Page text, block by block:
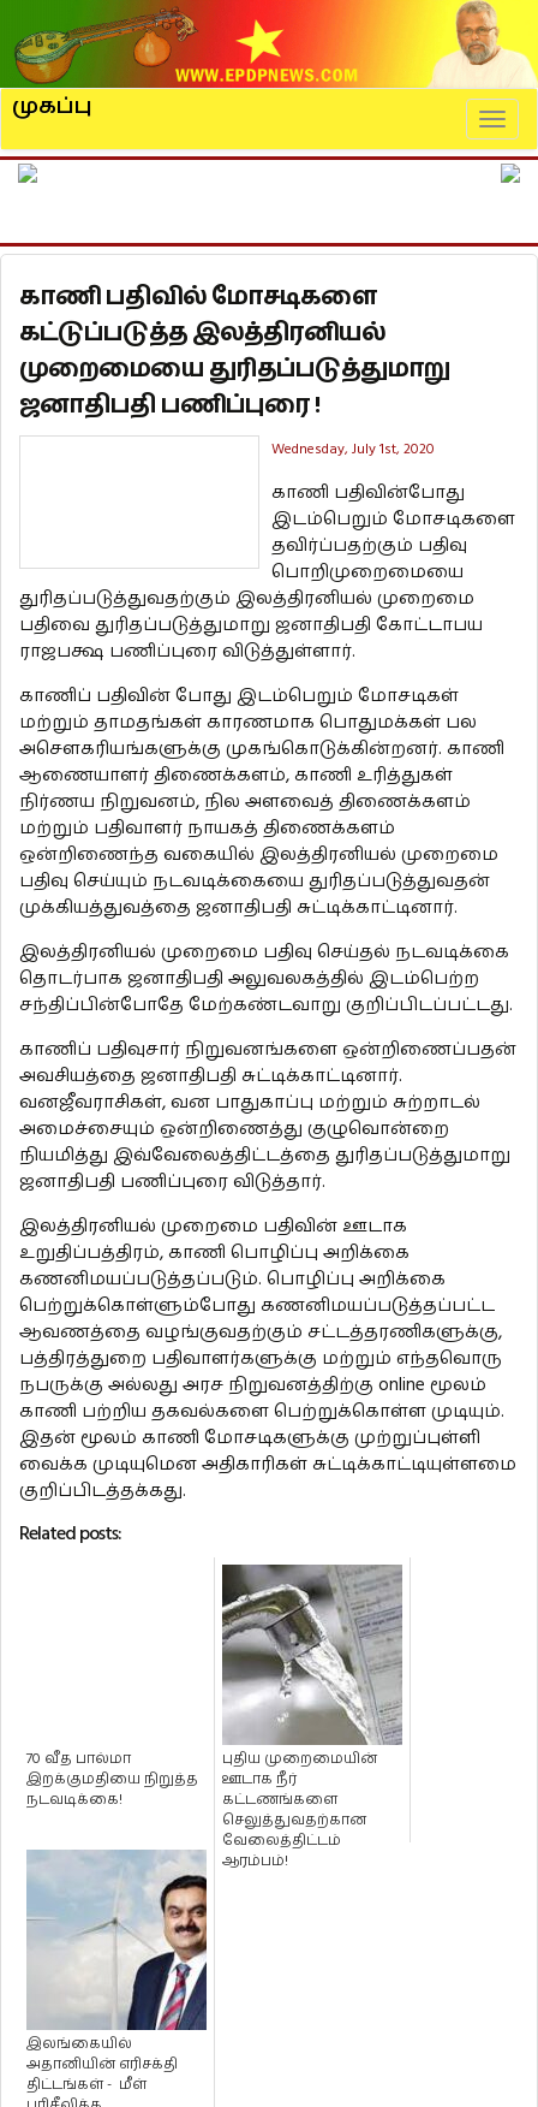
முகப்பு
காணி பதிவில் மோசடிகளை
கட்டுப்படுத்த இலத்திரனியல்
முறைமையை துரிதப்படுத்துமாறு
ஜனாதிபதி பணிப்புரை !
Wednesday, July 1st, 2020
காணி பதிவின்போது
இடம்பெறும் மோசடிகளை
தவிர்ப்பதற்கும் பதிவு
பொறிமுறைமையை
துரிதப்படுத்துவதற்கும் இலத்திரனியல் முறைமை
பதிவை துரிதப்படுத்துமாறு ஜனாதிபதி கோட்டாபய
ராஜபக்ஷ பணிப்புரை விடுத்துள்ளார்.
காணிப் பதிவின் போது இடம்பெறும் மோசடிகள்
மற்றும் தாமதங்கள் காரணமாக பொதுமக்கள் பல
அசௌகரியங்களுக்கு முகங்கொடுக்கின்றனர். காணி
ஆணையாளர் திணைக்களம், காணி உரித்துகள்
நிர்ணய நிறுவனம், நில அளவைத் திணைக்களம்
மற்றும் பதிவாளர் நாயகத் திணைக்களம்
ஒன்றிணைந்த வகையில் இலத்திரனியல் முறைமை
பதிவு செய்யும் நடவடிக்கையை துரிதப்படுத்துவதன்
முக்கியத்துவத்தை ஜனாதிபதி சுட்டிக்காட்டினார்.
இலத்திரனியல் முறைமை பதிவு செய்தல் நடவடிக்கை
தொடர்பாக ஜனாதிபதி அலுவலகத்தில் இடம்பெற்ற
சந்திப்பின்போதே மேற்கண்டவாறு குறிப்பிடப்பட்டது.
காணிப் பதிவுசார் நிறுவனங்களை ஒன்றிணைப்பதன்
அவசியத்தை ஜனாதிபதி சுட்டிக்காட்டினார்.
வனஜீவராசிகள், வன பாதுகாப்பு மற்றும் சுற்றாடல்
அமைச்சையும் ஒன்றிணைத்து குழுவொன்றை
நியமித்து இவ்வேலைத்திட்டத்தை துரிதப்படுத்துமாறு
ஜனாதிபதி பணிப்புரை விடுத்தார்.
இலத்திரனியல் முறைமை பதிவின் ஊடாக
உறுதிப்பத்திரம், காணி பொழிப்பு அறிக்கை
கணனிமயப்படுத்தப்படும். பொழிப்பு அறிக்கை
பெற்றுக்கொள்ளும்போது கணனிமயப்படுத்தப்பட்ட
ஆவணத்தை வழங்குவதற்கும் சட்டத்தரணிகளுக்கு,
பத்திரத்துறை பதிவாளர்களுக்கு மற்றும் எந்தவொரு
நபருக்கு அல்லது அரச நிறுவனத்திற்கு online மூலம்
காணி பற்றிய தகவல்களை பெற்றுக்கொள்ள முடியும்.
இதன் மூலம் காணி மோசடிகளுக்கு முற்றுப்புள்ளி
வைக்க முடியுமென அதிகாரிகள் சுட்டிக்காட்டியுள்ளமை
குறிப்பிடத்தக்கது.
Related posts:
70 வீத பால்மா
இறக்குமதியை நிறுத்த
நடவடிக்கை!
புதிய முறைமையின்
ஊடாக நீர்
கட்டணங்களை
செலுத்துவதற்கான
வேலைத்திட்டம்
ஆரம்பம்!
இலங்கையில்
அதானியின் எரிசக்தி
திட்டங்கள் - மீள்